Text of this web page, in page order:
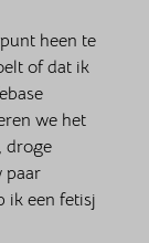
heen te
of dat ik
we het
droge
paar
ik een fetisj